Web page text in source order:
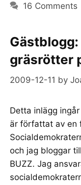
16 Comments
gräsrötter
2009-12-11 by
Detta inlägg
är författat av en
och jag bloggar
BUZZ. Jag